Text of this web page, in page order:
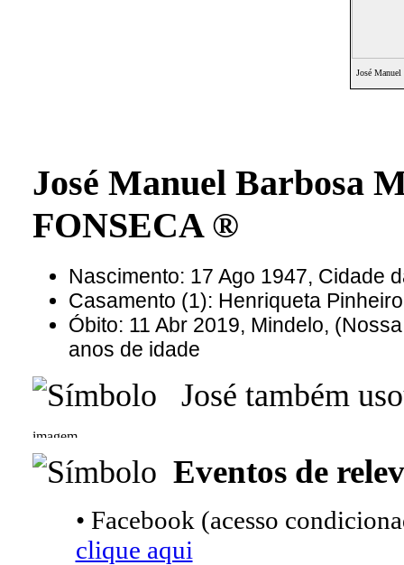
José
José Manuel Barbosa
FONSECA ®
Nascimento: 17 Ago 1947, Cidade
Casamento (1): Henriqueta
Óbito: 11 Abr 2019, Mindelo,
anos de idade
José também
Eventos de
• Facebook (acesso
clique aqui